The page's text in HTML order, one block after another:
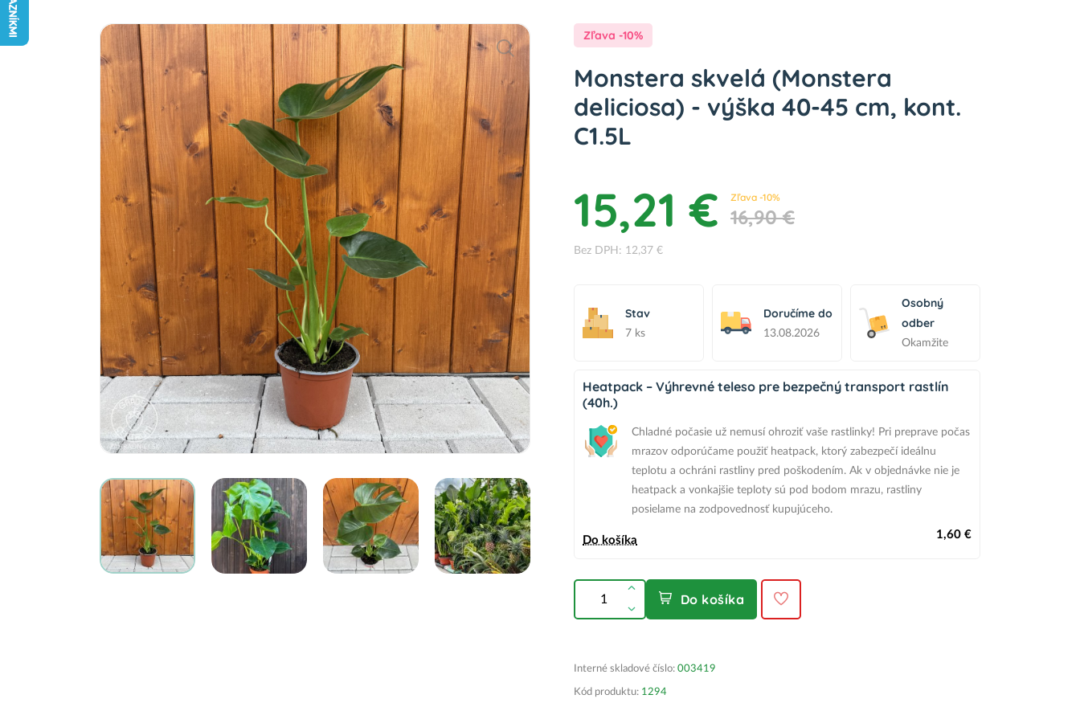
Zľava -10%
Monstera skvelá (Monstera
deliciosa) - výška 40-45 cm, kont.
C1.5L
15,21 € Zľava -10%
16,90 €
Bez DPH: 12,37 €
Stav
7 ks
Doručíme do
13.08.2026
Osobný
odber
Okamžite
Heatpack – Výhrevné teleso pre bezpečný transport rastlín
(40h.)
Chladné počasie už nemusí ohroziť vaše rastlinky! Pri preprave počas
mrazov odporúčame použiť heatpack, ktorý zabezpečí ideálnu
teplotu a ochráni rastliny pred poškodením. Ak v objednávke nie je
heatpack a vonkajšie teploty sú pod bodom mrazu, rastliny
posielame na zodpovednosť kupujúceho.
Do košíka 1,60 €
Do košíka
Interné skladové číslo: 003419
Kód produktu: 1294